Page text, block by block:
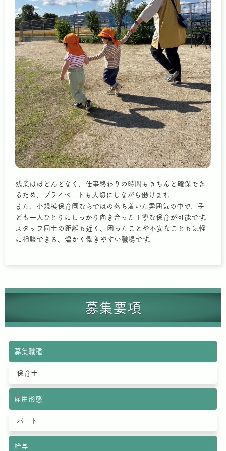
残業はほとんどなく、仕事終わりの時間もきちんと確保でき
るため、プライベートも大切にしながら働けます。
また、小規模保育園ならではの落ち着いた雰囲気の中で、子
ども一人ひとりにしっかり向き合った丁寧な保育が可能です。
スタッフ同士の距離も近く、困ったことや不安なことも気軽
に相談できる、温かく働きやすい職場です。
募集要項
募集職種
保育士
雇用形態
パート
給与